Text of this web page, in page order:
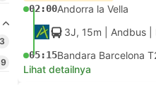
3
02:00Andorra la Vella
3J, 15m | Andbus
05:15Bandara Barcelona
Lihat detailnya